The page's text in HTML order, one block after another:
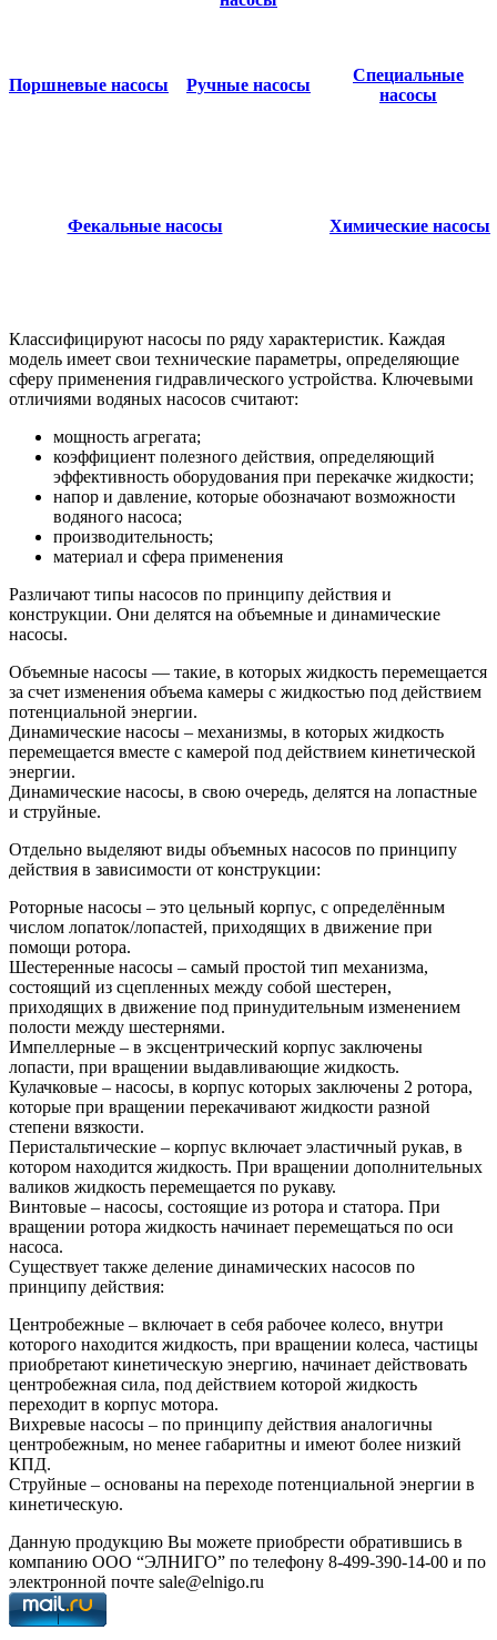
Поршневые насосы Ручные насосы
Специальные
насосы
Фекальные насосы Химические насосы
Классифицируют насосы по ряду характеристик. Каждая
модель имеет свои технические параметры, определяющие
сферу применения гидравлического устройства. Ключевыми
отличиями водяных насосов считают:
мощность агрегата;
коэффициент полезного действия, определяющий
эффективность оборудования при перекачке жидкости;
напор и давление, которые обозначают возможности
водяного насоса;
производительность;
материал и сфера применения
Различают типы насосов по принципу действия и
конструкции. Они делятся на объемные и динамические
насосы.
Объемные насосы — такие, в которых жидкость перемещается
за счет изменения объема камеры с жидкостью под действием
потенциальной энергии.
Динамические насосы – механизмы, в которых жидкость
перемещается вместе с камерой под действием кинетической
энергии.
Динамические насосы, в свою очередь, делятся на лопастные
и струйные.
Отдельно выделяют виды объемных насосов по принципу
действия в зависимости от конструкции:
Роторные насосы – это цельный корпус, с определённым
числом лопаток/лопастей, приходящих в движение при
помощи ротора.
Шестеренные насосы – самый простой тип механизма,
состоящий из сцепленных между собой шестерен,
приходящих в движение под принудительным изменением
полости между шестернями.
Импеллерные – в эксцентрический корпус заключены
лопасти, при вращении выдавливающие жидкость.
Кулачковые – насосы, в корпус которых заключены 2 ротора,
которые при вращении перекачивают жидкости разной
степени вязкости.
Перистальтические – корпус включает эластичный рукав, в
котором находится жидкость. При вращении дополнительных
валиков жидкость перемещается по рукаву.
Винтовые – насосы, состоящие из ротора и статора. При
вращении ротора жидкость начинает перемещаться по оси
насоса.
Существует также деление динамических насосов по
принципу действия:
Центробежные – включает в себя рабочее колесо, внутри
которого находится жидкость, при вращении колеса, частицы
приобретают кинетическую энергию, начинает действовать
центробежная сила, под действием которой жидкость
переходит в корпус мотора.
Вихревые насосы – по принципу действия аналогичны
центробежным, но менее габаритны и имеют более низкий
КПД.
Струйные – основаны на переходе потенциальной энергии в
кинетическую.
Данную продукцию Вы можете приобрести обратившись в
компанию ООО “ЭЛНИГО” по телефону 8-499-390-14-00 и по
электронной почте sale@elnigo.ru